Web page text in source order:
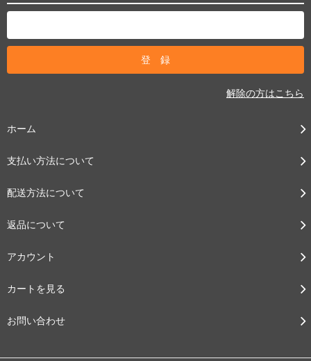
解除の方はこちら
ホーム
支払い方法について
配送方法について
返品について
アカウント
カートを見る
お問い合わせ